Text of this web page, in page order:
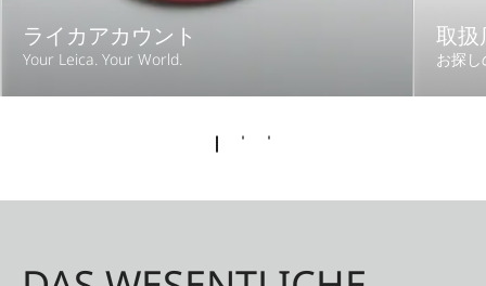
ライカアカウント
Your Leica. Your World.
取扱
お探